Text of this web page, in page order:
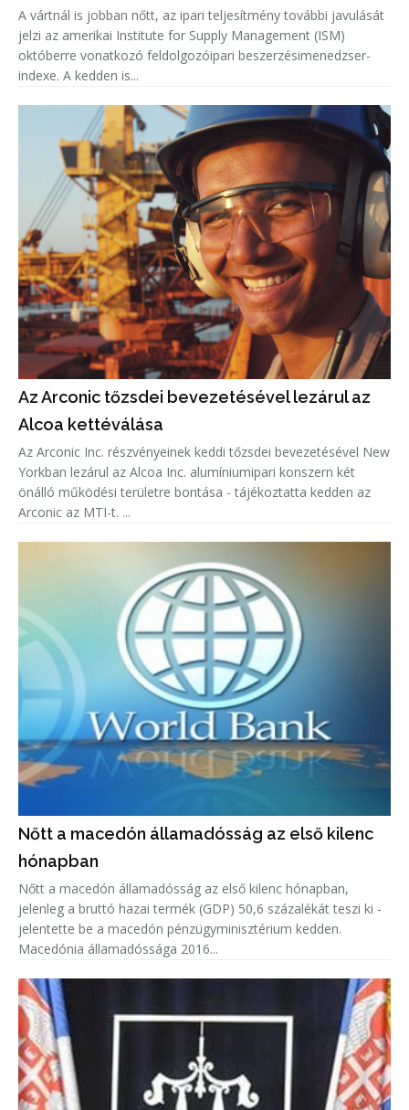
A vártnál is jobban nőtt, az ipari teljesítmény további javulását
jelzi az amerikai Institute for Supply Management (ISM)
októberre vonatkozó feldolgozóipari beszerzésimenedzser-
indexe. A kedden is...
Az Arconic tőzsdei bevezetésével lezárul az
Alcoa kettéválása
Az Arconic Inc. részvényeinek keddi tőzsdei bevezetésével New
Yorkban lezárul az Alcoa Inc. alumíniumipari konszern két
önálló működési területre bontása - tájékoztatta kedden az
Arconic az MTI-t. ...
Nőtt a macedón államadósság az első kilenc
hónapban
Nőtt a macedón államadósság az első kilenc hónapban,
jelenleg a bruttó hazai termék (GDP) 50,6 százalékát teszi ki -
jelentette be a macedón pénzügyminisztérium kedden.
Macedónia államadóssága 2016...